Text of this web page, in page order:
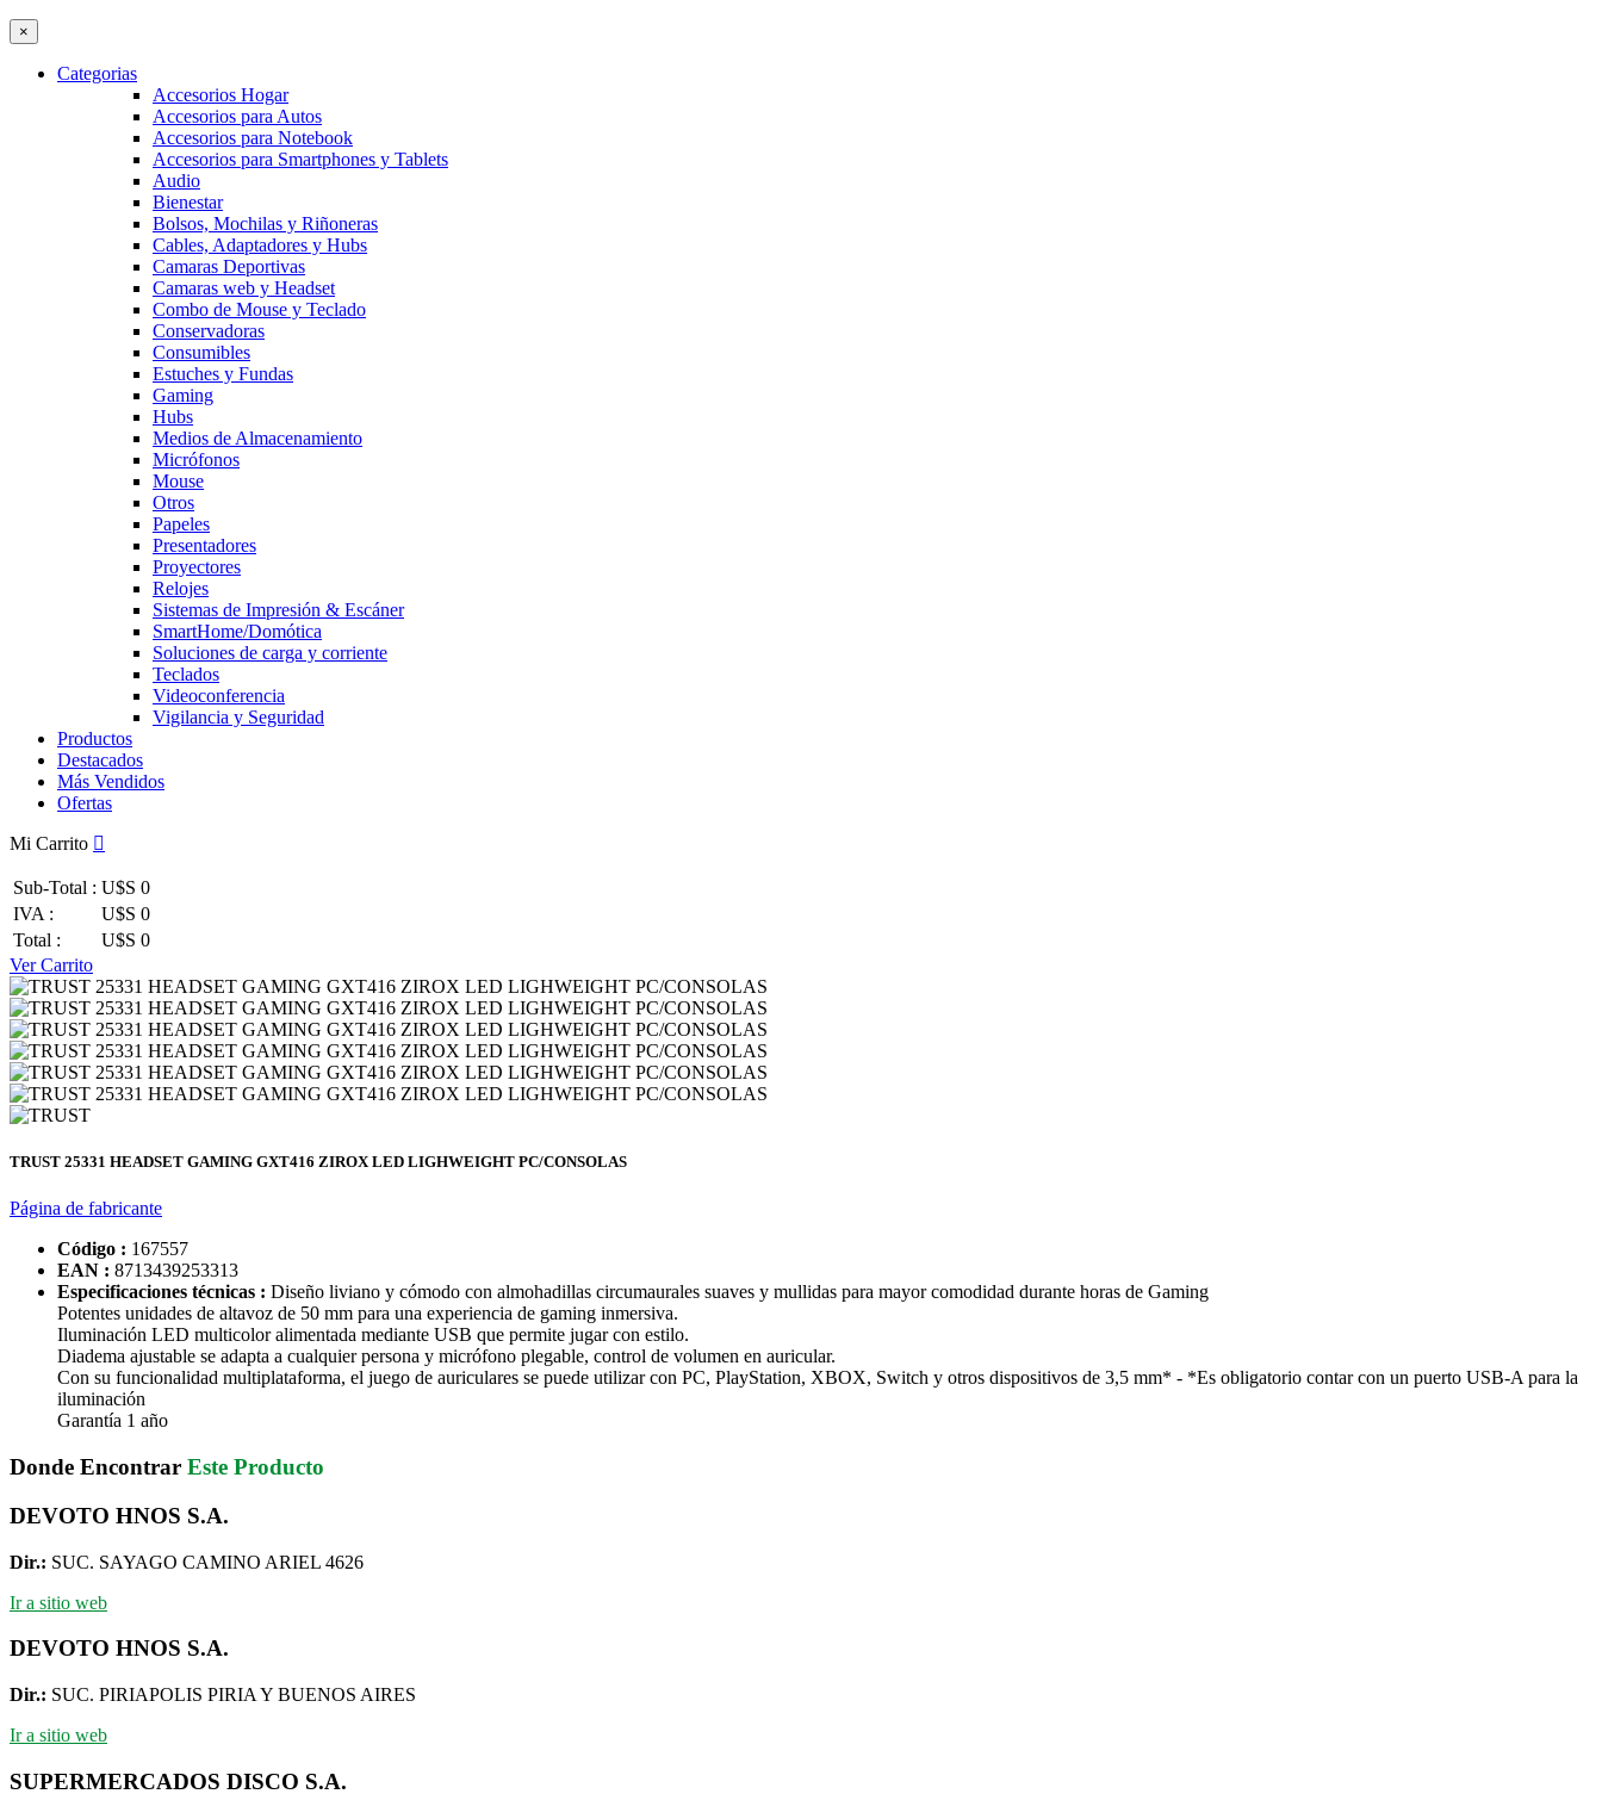
×
Categorias
Accesorios Hogar
Accesorios para Autos
Accesorios para Notebook
Accesorios para Smartphones y Tablets
Audio
Bienestar
Bolsos, Mochilas y Riñoneras
Cables, Adaptadores y Hubs
Camaras Deportivas
Camaras web y Headset
Combo de Mouse y Teclado
Conservadoras
Consumibles
Estuches y Fundas
Gaming
Hubs
Medios de Almacenamiento
Micrófonos
Mouse
Otros
Papeles
Presentadores
Proyectores
Relojes
Sistemas de Impresión & Escáner
SmartHome/Domótica
Soluciones de carga y corriente
Teclados
Videoconferencia
Vigilancia y Seguridad
Productos
Destacados
Más Vendidos
Ofertas
Mi Carrito
Sub-Total : U$S 0
IVA :
U$S 0
Total :
U$S 0
Ver Carrito
TRUST 25331 HEADSET GAMING GXT416 ZIROX LED LIGHWEIGHT PC/CONSOLAS
Página de fabricante
Código : 167557
EAN : 8713439253313
Especificaciones técnicas : Diseño liviano y cómodo con almohadillas circumaurales suaves y mullidas para mayor comodidad durante horas de Gaming
Potentes unidades de altavoz de 50 mm para una experiencia de gaming inmersiva.
Iluminación LED multicolor alimentada mediante USB que permite jugar con estilo.
Diadema ajustable se adapta a cualquier persona y micrófono plegable, control de volumen en auricular.
Con su funcionalidad multiplataforma, el juego de auriculares se puede utilizar con PC, PlayStation, XBOX, Switch y otros dispositivos de 3,5 mm* - *Es obligatorio contar con un puerto USB-A para la
iluminación
Garantía 1 año
Donde Encontrar Este Producto
DEVOTO HNOS S.A.
Dir.: SUC. SAYAGO CAMINO ARIEL 4626
Ir a sitio web
DEVOTO HNOS S.A.
Dir.: SUC. PIRIAPOLIS PIRIA Y BUENOS AIRES
Ir a sitio web
SUPERMERCADOS DISCO S.A.